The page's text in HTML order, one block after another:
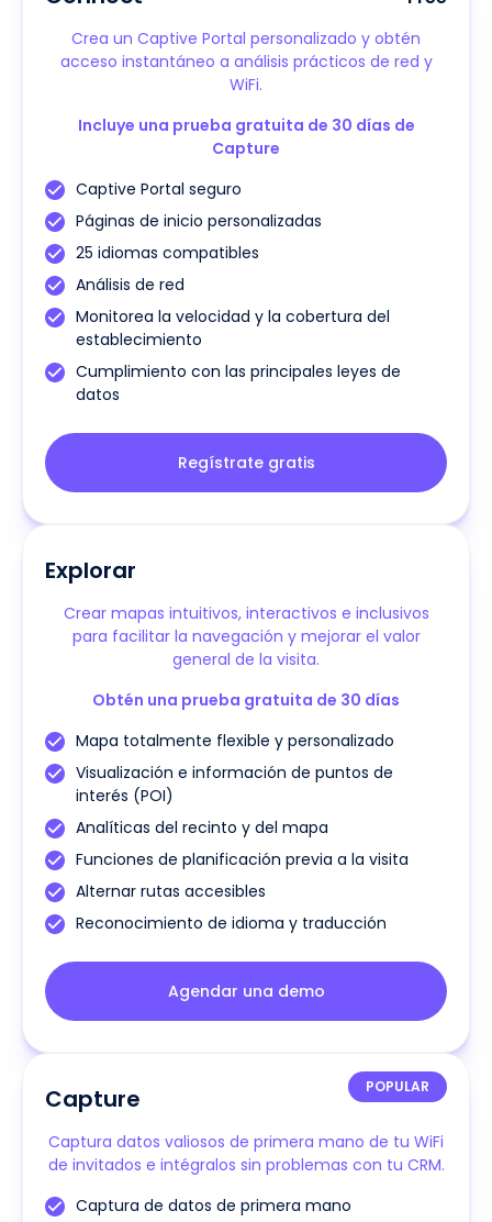
Crea un Captive Portal personalizado y obtén
acceso instantáneo a análisis prácticos de red y
WiFi.
Incluye una prueba gratuita de 30 días de
Capture
Captive Portal seguro
Páginas de inicio personalizadas
25 idiomas compatibles
Análisis de red
Monitorea la velocidad y la cobertura del
establecimiento
Cumplimiento con las principales leyes de
datos
Regístrate gratis
Explorar
Crear mapas intuitivos, interactivos e inclusivos
para facilitar la navegación y mejorar el valor
general de la visita.
Obtén una prueba gratuita de 30 días
Mapa totalmente flexible y personalizado
Visualización e información de puntos de
interés (POI)
Analíticas del recinto y del mapa
Funciones de planificación previa a la visita
Alternar rutas accesibles
Reconocimiento de idioma y traducción
Agendar una demo
Capture POPULAR
Captura datos valiosos de primera mano de tu WiFi
de invitados e intégralos sin problemas con tu CRM.
Captura de datos de primera mano